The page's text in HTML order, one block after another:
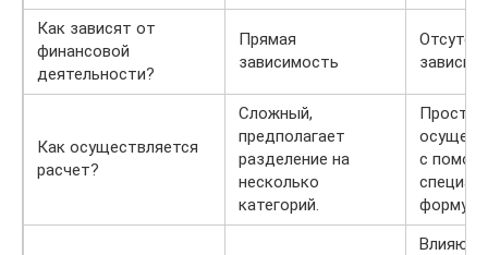
Как зависят от
финансовой
деятельности?
Прямая
зависимость
Как осуществляется
расчет?
Сложный,
предполагает
разделение на
несколько
категорий.
с
формул.
Влияют